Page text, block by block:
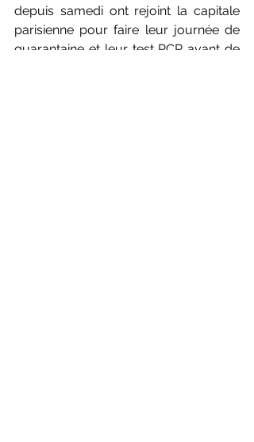
depuis samedi ont rejoint la capitale
parisienne pour faire leur journée de
quarantaine et leur test PCR avant de